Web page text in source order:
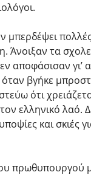
μπερδέψει
Άνοιξαν τα
αποφάσισαν
βγήκε
ότι
ελληνικό λαό.
και σκιές
πρωθυπουργού